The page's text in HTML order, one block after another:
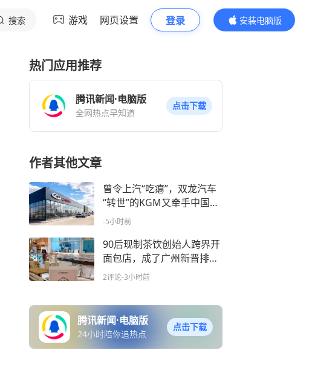
搜索 游戏 网页设置 登录
安装电脑版
内容更精彩
热门应用推荐
腾讯新闻·电脑版
全网热点早知道
点击下载
作者其他文章
曾令上汽“吃瘪”，双龙汽车
“转世”的KGM又牵手中国车
企，奇瑞全球化如何再进一
-5小时前
90后现制茶饮创始人跨界开
面包店，成了广州新晋排队
王，3年已孵化4个品牌
2评论-3小时前
腾讯新闻·电脑版
24小时陪你追热点
点击下载